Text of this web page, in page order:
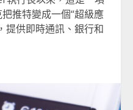
推特變成一個“超級應
提供即時通訊、銀行和